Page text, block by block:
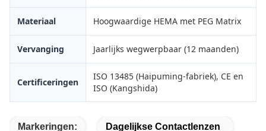
Materiaal Hoogwaardige HEMA met PEG Matrix
Vervanging Jaarlijks wegwerpbaar (12 maanden)
Certificeringen
ISO 13485 (Haipuming-fabriek), CE en
ISO (Kangshida)
Markeringen: Dagelijkse Contactlenzen